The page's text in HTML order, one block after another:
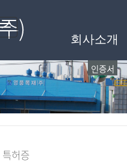
Toggle
navigation
회사소개
인증서
특허증